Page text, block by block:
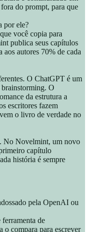
do prompt, para que
por ele?
você copia para
publica seus capítulos
aos autores 70% de cada
O ChatGPT é um
brainstorming. O
da estrutura a
escritores fazem
o livro de verdade no
No Novelmint, um novo
capítulo
história é sempre
pela OpenAI ou
de
o compara para escrever